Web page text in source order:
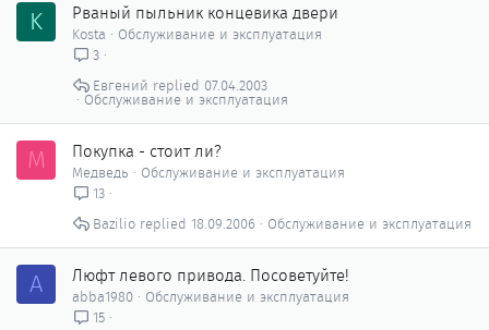
K Рваный пыльник концевика двери
Kosta
Обслуживание и эксплуатация
3
Обслуживание и эксплуатация
07.04.2003
Евгений
М Покупка - стоит ли?
Медведь
Обслуживание и эксплуатация
13
Обслуживание и эксплуатация
18.09.2006
Bazilio
A Люфт левого привода. Посоветуйте!
abba1980
Обслуживание и эксплуатация
15